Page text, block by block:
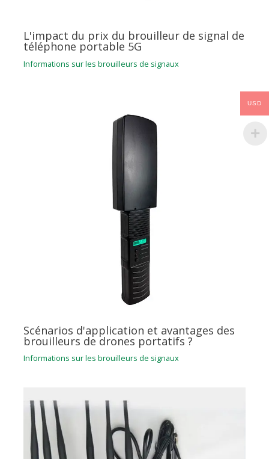
L'impact du prix du brouilleur de signal de
téléphone portable 5G
Informations sur les brouilleurs de signaux
Scénarios d'application et avantages des
brouilleurs de drones portatifs ?
Informations sur les brouilleurs de signaux
USD